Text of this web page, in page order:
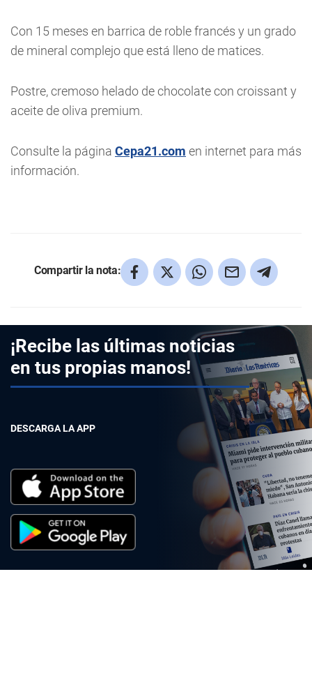
Con 15 meses en barrica de roble francés y un grado
de mineral complejo que está lleno de matices.
Postre, cremoso helado de chocolate con croissant y
aceite de oliva premium.
Consulte la página Cepa21.com en internet para más
información.
Compartir la nota:
¡Recibe las últimas noticias
en tus propias manos!
DESCARGA LA APP